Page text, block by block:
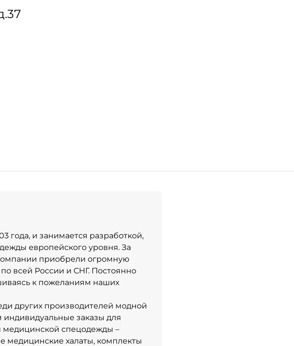
и занимается разработкой,
европейского уровня. За
приобрели огромную
всей России и СНГ. Постоянно
к пожеланиям наших
других производителей модной
заказы для
медицинской спецодежды –
медицинские халаты, комплекты